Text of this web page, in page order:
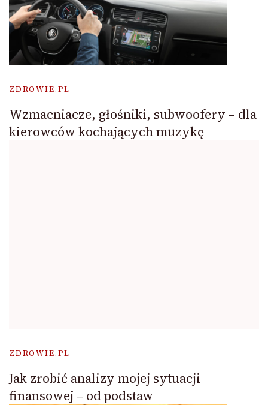
ZDROWIE.PL
Wzmacniacze, głośniki, subwoofery – dla
kierowców kochających muzykę
ZDROWIE.PL
Jak zrobić analizy mojej sytuacji
finansowej – od podstaw